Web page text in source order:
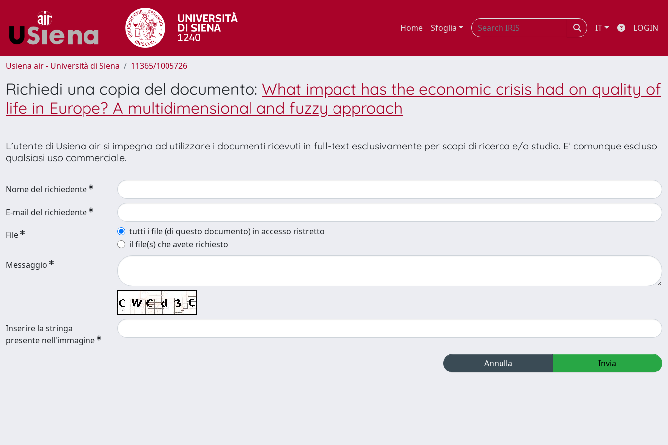
Home Sfoglia IT LOGIN
Usiena air - Università di Siena 11365/1005726
Richiedi una copia del documento: What impact has the economic crisis had on quality of
life in Europe? A multidimensional and fuzzy approach
L’utente di Usiena air si impegna ad utilizzare i documenti ricevuti in full-text esclusivamente per scopi di ricerca e/o studio. E’ comunque escluso
qualsiasi uso commerciale.
Nome del richiedente
E-mail del richiedente
File
tutti i file (di questo documento) in accesso ristretto
il file(s) che avete richiesto
Messaggio
Inserire la stringa
presente nell'immagine
Annulla Invia